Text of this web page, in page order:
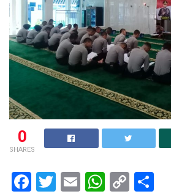
0
SHARES
F
T
E
W C